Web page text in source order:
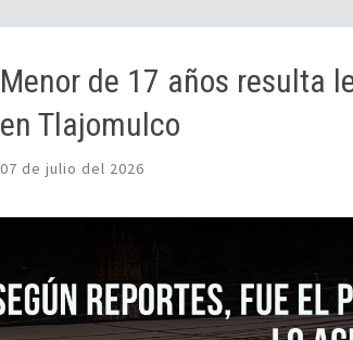
Menor de 17 años resulta
en Tlajomulco
07 de julio del 2026